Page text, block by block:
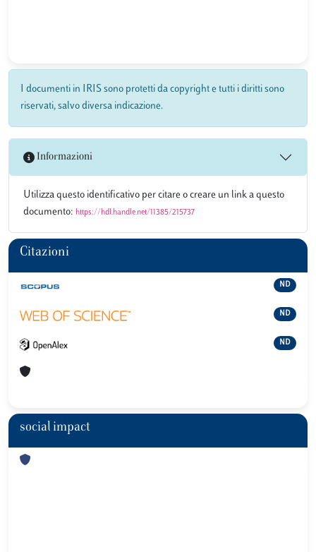
I documenti in IRIS sono protetti da copyright e tutti i diritti sono
riservati, salvo diversa indicazione.
Informazioni
Utilizza questo identificativo per citare o creare un link a questo
documento: https://hdl.handle.net/11385/215737
Citazioni
ND
ND
ND
social impact